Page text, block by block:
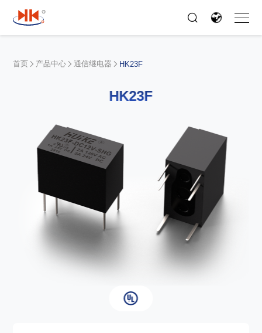
首页 产品中心 通信继电器 HK23F
HK23F